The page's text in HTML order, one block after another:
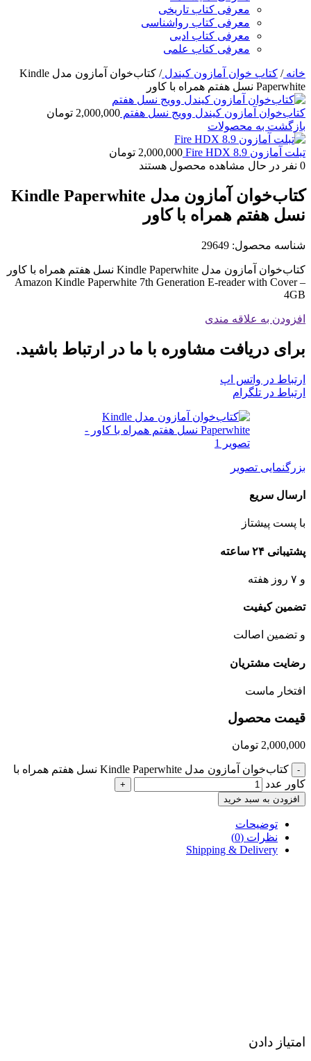
معرفی کتاب تاریخی
معرفی کتاب رواشناسی
معرفی کتاب ادبی
معرفی کتاب علمی
خانه/ کتاب خوان آمازون کیندل/
کتاب‌خوان آمازون مدل Kindle
Paperwhite نسل هفتم همراه با کاور
کتاب‌خوان آمازون کیندل وویج نسل هفتم 2,000,000 تومان
بازگشت به محصولات
تبلت آمازون Fire HDX 8.9 2,000,000 تومان
0 نفر در حال مشاهده محصول هستند
کتاب‌خوان آمازون مدل Kindle Paperwhite
نسل هفتم همراه با کاور
شناسه محصول: 29649
کتاب‌خوان آمازون مدل Kindle Paperwhite نسل هفتم همراه با کاور
Amazon Kindle Paperwhite 7th Generation E-reader with Cover –
4GB
افزودن به علاقه مندی
برای دریافت مشاوره با ما در ارتباط باشید.
ارتباط در واتس اپ
ارتباط در تلگرام
بزرگنمایی تصویر
ارسال سریع
با پست پیشتاز
پشتیبانی ۲۴ ساعته
و ۷ روز هفته
تضمین کیفیت
و تضمین اصالت
رضایت مشتریان
افتخار ماست
قیمت محصول
2,000,000 تومان
-
کتاب‌خوان آمازون مدل Kindle Paperwhite نسل هفتم همراه با
کاور عدد
+
افزودن به سبد خرید
توضیحات
نظرات (0)
Shipping & Delivery
امتیاز دادن